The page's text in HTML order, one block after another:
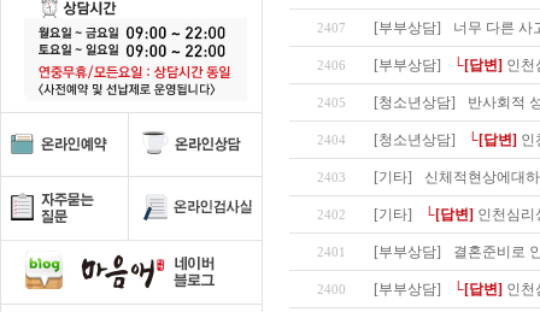
2407 [부부상담] 너무 다른 사
2406 [부부상담] └[답변] 인천
2405 [청소년상담] 반사회적
2404 [청소년상담] └[답변] 인
2403 [기타] 신체적현상에대
2402 [기타] └[답변] 인천심리
2401 [부부상담] 결혼준비로
2400 [부부상담] └[답변] 인천